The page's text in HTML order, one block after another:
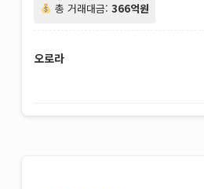
총 거래대금: 366억원
오로라